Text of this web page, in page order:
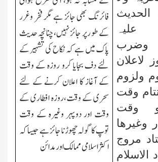
علیہ
وضرب
لاعلان
ولزوم
وقت
وقت
وغیرھا
مروج
الاسلام
فائرنگ بھی جائز ہے مگر فخر وغرر
کے طو رپر جائز نہیں،چنانچہ حدیث
پاك میں ہے کہ نکاح کی تشہیر کے
لئے دف بجایا کرو روزہ کے وقت
کے آغاز کا اعلان کرنے کے لئے
سحری کے وقت،روزہ افطاری کے
وقت اور دوپہر وغیرہ کے وقت
توپ کا گولہ چھوڑنا جائز ہے جیسا کہ
اکثر اسلامی ممالك اور مدائن